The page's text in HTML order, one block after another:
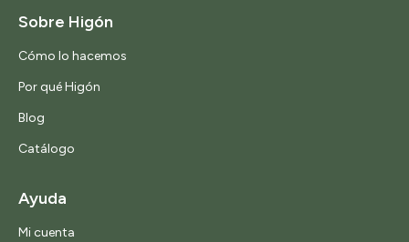
Sobre Higón
Cómo lo hacemos
Por qué Higón
Blog
Catálogo
Ayuda
Mi cuenta